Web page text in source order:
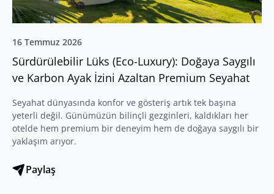
16 Temmuz 2026
Sürdürülebilir Lüks (Eco-Luxury): Doğaya Saygılı
ve Karbon Ayak İzini Azaltan Premium Seyahat
Seyahat dünyasında konfor ve gösteriş artık tek başına
yeterli değil. Günümüzün bilinçli gezginleri, kaldıkları her
otelde hem premium bir deneyim hem de doğaya saygılı bir
yaklaşım arıyor.
Paylaş